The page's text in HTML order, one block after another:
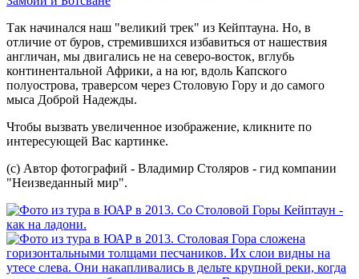
Так начинался наш "великий трек" из Кейптауна. Но, в
отличие от буров, стремившихся избавиться от нашествия
англичан, мы двигались не на северо-восток, вглубь
континентальной Африки, а на юг, вдоль Капского
полуострова, траверсом через Столовую Гору и до самого
мыса Доброй Надежды.
Чтобы вызвать увеличенное изображение, кликните по
интересующей Вас картинке.
(с) Автор фотографий - Владимир Столяров - гид компании
"Неизведанный мир".